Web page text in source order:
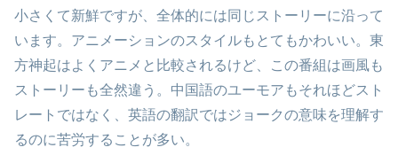
小さくて新鮮ですが、全体的には同じストーリーに沿って
います。アニメーションのスタイルもとてもかわいい。東
方神起はよくアニメと比較されるけど、この番組は画風も
ストーリーも全然違う。中国語のユーモアもそれほどスト
レートではなく、英語の翻訳ではジョークの意味を理解す
るのに苦労することが多い。